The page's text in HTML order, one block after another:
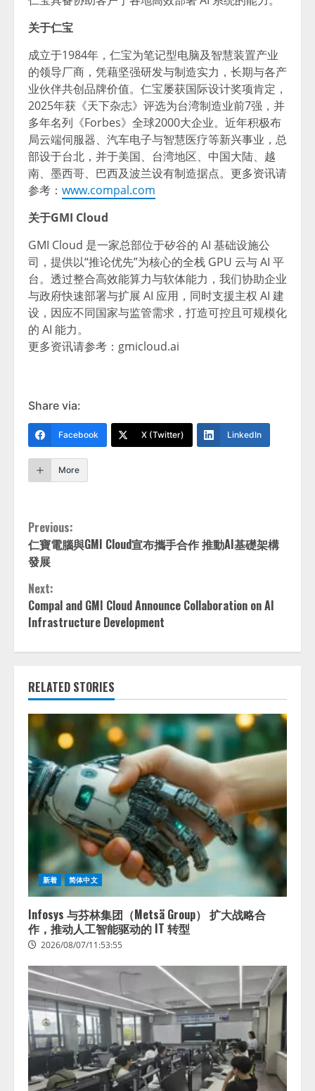
关于仁宝
成立于1984年，仁宝为笔记型电脑及智慧装置产业
的领导厂商，凭藉坚强研发与制造实力，长期与各产
业伙伴共创品牌价值。仁宝屡获国际设计奖项肯定，
2025年获《天下杂志》评选为台湾制造业前7强，并
多年名列《Forbes》全球2000大企业。近年积极布
局云端伺服器、汽车电子与智慧医疗等新兴事业，总
部设于台北 ，并于美国、 台湾地区、中国大陆、越
南、墨西哥、巴西及波兰设有制造据点。更多资讯请
参考： www.compal.com
关于GMI Cloud
GMI Cloud 是一家总部位于矽谷的 AI 基础设施公
司，提供以“推论优先”为核心的全栈 GPU 云与 AI 平
台。透过整合高效能算力与软体能力，我们协助企业
与政府快速部署与扩展 AI 应用，同时支援主权 AI 建
设，因应不同国家与监管需求，打造可控且可规模化
的 AI 能力。
更多资讯请参考：gmicloud.ai
Share via:
Facebook X (Twitter) LinkedIn
More
Continue
Reading
Previous:
仁寶電腦與GMI Cloud宣布攜手合作 推動AI基礎架構
發展
Next:
Compal and GMI Cloud Announce Collaboration on AI
Infrastructure Development
RELATED STORIES
新着 简体中文
Infosys 与芬林集团（Metsä Group） 扩大战略合
作，推动人工智能驱动的 IT 转型
2026/08/07/11:53:55